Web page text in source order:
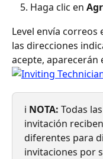
Haga clic en
Level envía
las direcciones
acepte, aparecerán
ℹ️ NOTA: Todas
invitación
diferentes para
invitaciones por